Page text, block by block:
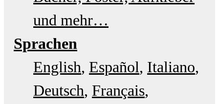
und mehr…
Sprachen
English Español Italiano
Deutsch Français